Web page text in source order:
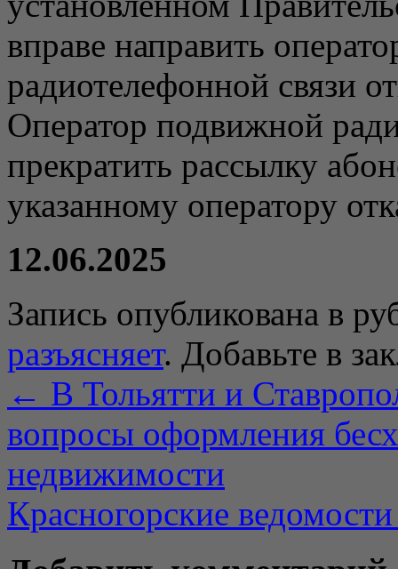
вправе направить
радиотелефонной связи
Оператор подвижной
прекратить рассылку
указанному оператору
12.06.2025
Запись опубликована в
разъясняет. Добавьте в
← В Тольятти и
вопросы оформления
недвижимости
Красногорские